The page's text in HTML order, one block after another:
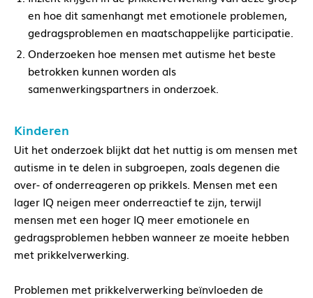
en hoe dit samenhangt met emotionele problemen,
gedragsproblemen en maatschappelijke participatie.
Onderzoeken hoe mensen met autisme het beste
betrokken kunnen worden als
samenwerkingspartners in onderzoek.
Kinderen
Uit het onderzoek blijkt dat het nuttig is om mensen met
autisme in te delen in subgroepen, zoals degenen die
over- of onderreageren op prikkels. Mensen met een
lager IQ neigen meer onderreactief te zijn, terwijl
mensen met een hoger IQ meer emotionele en
gedragsproblemen hebben wanneer ze moeite hebben
met prikkelverwerking.
Problemen met prikkelverwerking beïnvloeden de